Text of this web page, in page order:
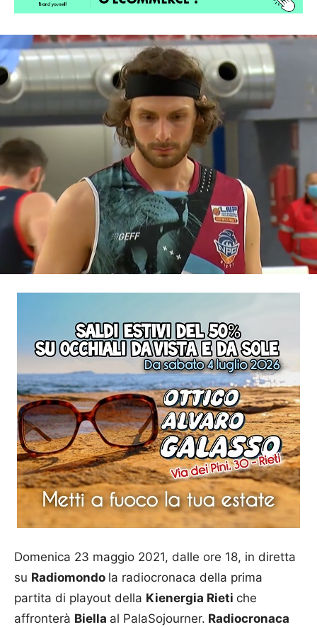
Domenica 23 maggio 2021, dalle ore 18, in diretta
su Radiomondo la radiocronaca della prima
partita di playout della Kienergia Rieti che
affronterà Biella al PalaSojourner. Radiocronaca